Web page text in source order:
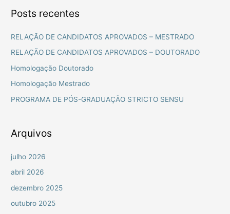
q
u
r
p
r
Posts recentes
RELAÇÃO DE CANDIDATOS APROVADOS – MESTRADO
RELAÇÃO DE CANDIDATOS APROVADOS – DOUTORADO
Homologação Doutorado
Homologação Mestrado
PROGRAMA DE PÓS-GRADUAÇÃO STRICTO SENSU
Arquivos
julho 2026
abril 2026
dezembro 2025
outubro 2025